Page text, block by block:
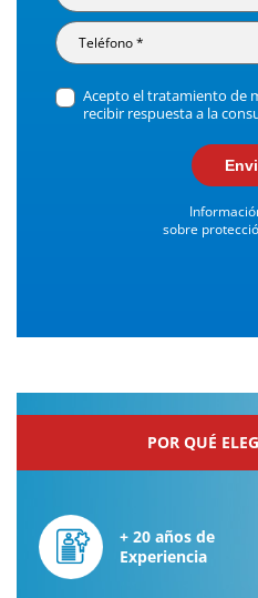
Acepto el tratamiento de
recibir respuesta a la
sobre
POR QUÉ
+ 20 años de
Experiencia